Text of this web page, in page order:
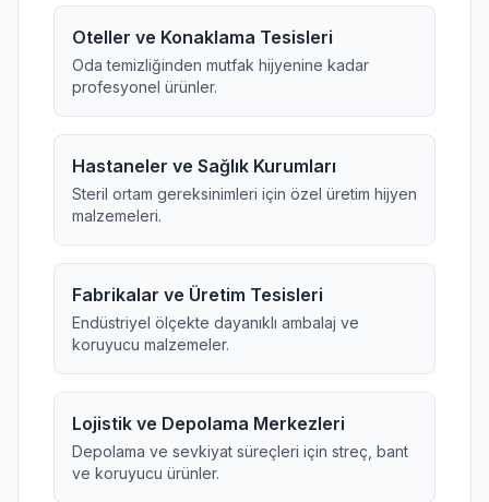
Oteller ve Konaklama Tesisleri
Oda temizliğinden mutfak hijyenine kadar
profesyonel ürünler.
Hastaneler ve Sağlık Kurumları
Steril ortam gereksinimleri için özel üretim hijyen
malzemeleri.
Fabrikalar ve Üretim Tesisleri
Endüstriyel ölçekte dayanıklı ambalaj ve
koruyucu malzemeler.
Lojistik ve Depolama Merkezleri
Depolama ve sevkiyat süreçleri için streç, bant
ve koruyucu ürünler.